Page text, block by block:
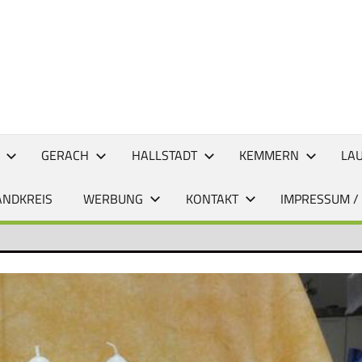
GERACH HALLSTADT KEMMERN
WERBUNG KONTAKT IMPRESSUM /